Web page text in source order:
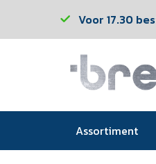
Voor 17.30
Assortiment